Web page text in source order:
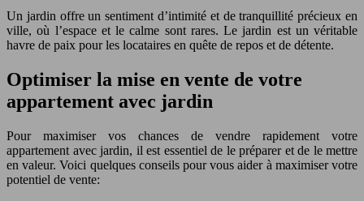
Un jardin offre un sentiment d’intimité et de tranquillité précieux en
ville, où l’espace et le calme sont rares. Le jardin est un véritable
havre de paix pour les locataires en quête de repos et de détente.
Optimiser la mise en vente de votre
appartement avec jardin
Pour maximiser vos chances de vendre rapidement votre
appartement avec jardin, il est essentiel de le préparer et de le mettre
en valeur. Voici quelques conseils pour vous aider à maximiser votre
potentiel de vente: